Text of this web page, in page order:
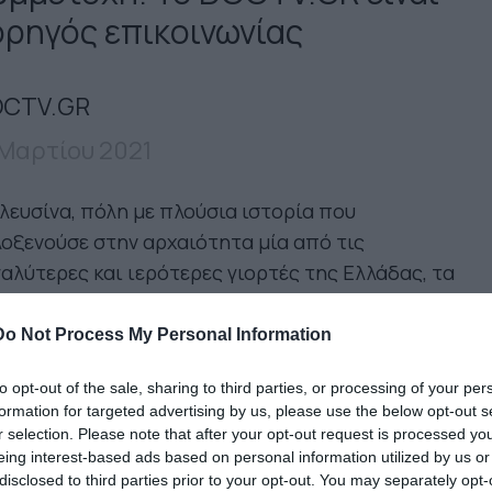
Not Process My Personal Information
opt-out of the sale, sharing to third parties, or processing of your
for targeted advertising by us, please use the below opt-out
selection. Please note that after your opt-out request is processed
interest-based ads based on personal information utilized by us
to third parties prior to your opt-out. You may separately
επικοινωνίας
πόλη με πλούσια ιστορία που
στην αρχαιότητα μία από τις
και ιερότερες γιορτές της Ελλάδας, τα
της Ευρώπης για το 2023, με ανοιχτή
να πάρουν μέρος και να διαμορφώσουν την
γιορτή της τέχνης και του πολιτισμού,
φέρει τον τίτλο Mysteries of Transition